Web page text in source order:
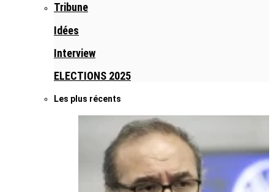
Tribune
Idées
Interview
ELECTIONS 2025
Les plus récents